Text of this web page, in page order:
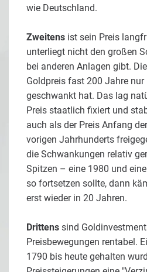
wie Deutschland.
Zweitens ist sein Preis
unterliegt nicht den großen
bei anderen Anlagen gibt.
Goldpreis fast 200 Jahre
geschwankt hat. Das lag
Preis staatlich fixiert und
auch als der Preis Anfang
vorigen Jahrhunderts
die Schwankungen relativ
Spitzen – eine 1980 und
so fortsetzen sollte, dann
erst wieder in 20 Jahren.
Drittens sind
Preisbewegungen rentabel.
1790 bis heute gehalten